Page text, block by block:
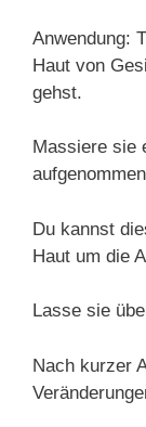
Anwendung:
Haut von
gehst.
Massiere sie
Du kannst
Haut um die
Lasse sie
Nach kurzer